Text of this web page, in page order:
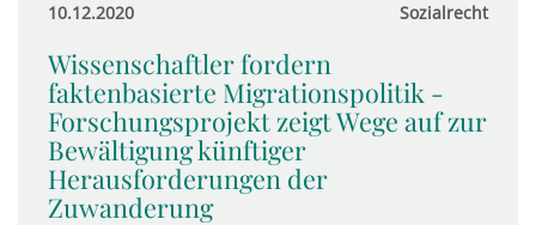
10.12.2020 Sozialrecht
Wissenschaftler fordern
faktenbasierte Migrationspolitik -
Forschungsprojekt zeigt Wege auf zur
Bewältigung künftiger
Herausforderungen der
Zuwanderung